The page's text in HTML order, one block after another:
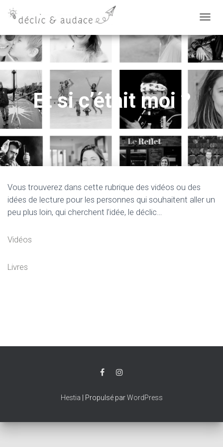
É
P
L
I
R
L
A
N
A
V
A
Et si c’était moi ?
Vous trouverez dans cette rubrique des vidéos ou des
idées de lecture pour les personnes qui souhaitent aller un
peu plus loin, qui cherchent l’idée, le déclic…
Vidéos
Livres
Hestia | Propulsé parWordPress